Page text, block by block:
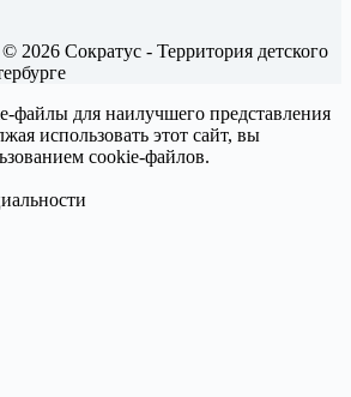
2026 Сократус - Территория детского
файлы для наилучшего представления
использовать этот сайт, вы
cookie-файлов.